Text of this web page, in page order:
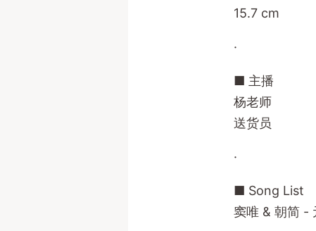
15.7 cm
·
■ 主播
杨老师
送货员
·
■ Song List
窦唯 & 朝简 -